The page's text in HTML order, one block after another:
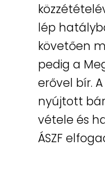
lép
követően
pedig a
erővel bír.
nyújtott
vétele és
ÁSZF